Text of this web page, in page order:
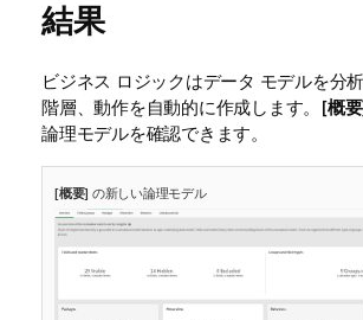
結果
ビジネス ロジックはデータ モデルを分
階層、動作を自動的に作成します。[概要
論理モデルを確認できます。
[概要] の新しい論理モデル